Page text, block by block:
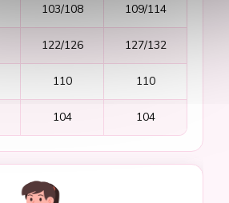
103/108 109/114
122/126 127/132
110 110
104 104